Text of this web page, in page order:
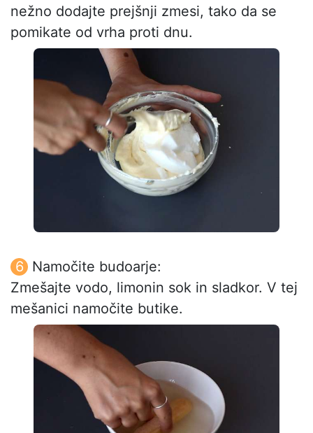
nežno dodajte prejšnji zmesi, tako da se
pomikate od vrha proti dnu.
Namočite budoarje:
Zmešajte vodo, limonin sok in sladkor. V tej
mešanici namočite butike.